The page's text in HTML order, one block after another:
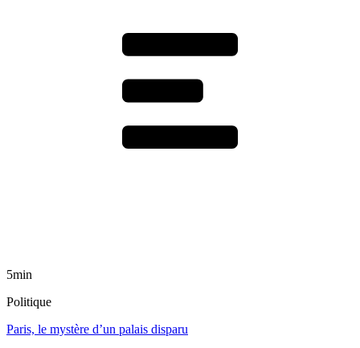
5min
Politique
Paris, le mystère d’un palais disparu